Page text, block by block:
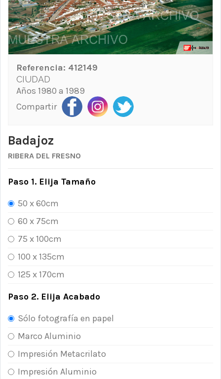
Referencia: 412149
CIUDAD
Años 1980 a 1989
Compartir
Badajoz
RIBERA DEL FRESNO
Paso 1. Elija Tamaño
50 x 60cm
60 x 75cm
75 x 100cm
100 x 135cm
125 x 170cm
Paso 2. Elija Acabado
Sólo fotografía en papel
Marco Aluminio
Impresión Metacrilato
Impresión Aluminio